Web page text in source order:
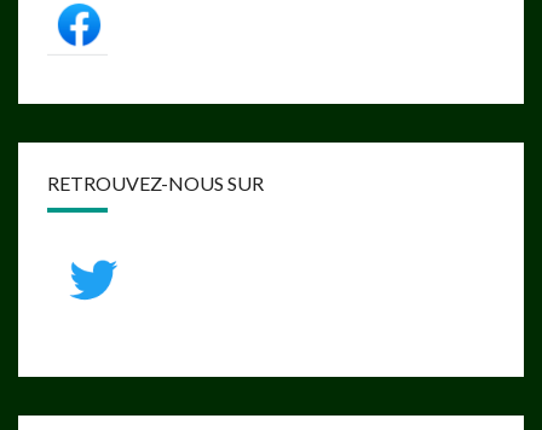
RETROUVEZ-NOUS SUR